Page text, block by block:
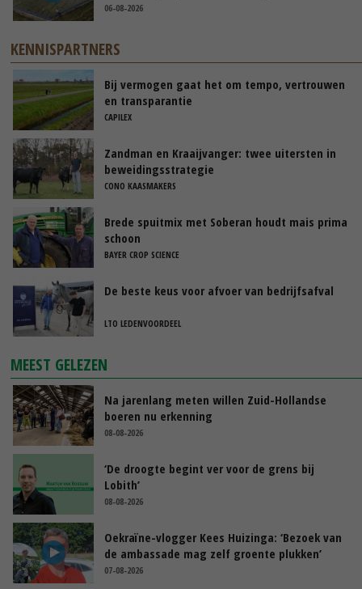
06-08-2026
KENNISPARTNERS
Bij vermogen gaat het om tempo, vertrouwen
en transparantie
CAPILEX
Zandman en Kraaijvanger: twee uitersten in
beweidingsstrategie
CONO KAASMAKERS
Brede spuitmix met Soberan houdt mais prima
schoon
BAYER CROP SCIENCE
De beste keus voor afvoer van bedrijfsafval
LTO LEDENVOORDEEL
MEEST GELEZEN
Na jarenlang meten willen Zuid-Hollandse
boeren nu erkenning
08-08-2026
‘De droogte begint ver voor de grens bij
Lobith’
08-08-2026
Oekraïne-vlogger Kees Huizinga: ‘Bezoek van
de ambassade mag zelf groente plukken’
07-08-2026